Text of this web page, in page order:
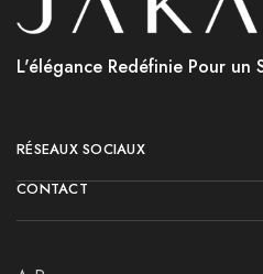
L'élégance Redéfinie Pour un
RÉSEAUX SOCIAUX
CONTACT